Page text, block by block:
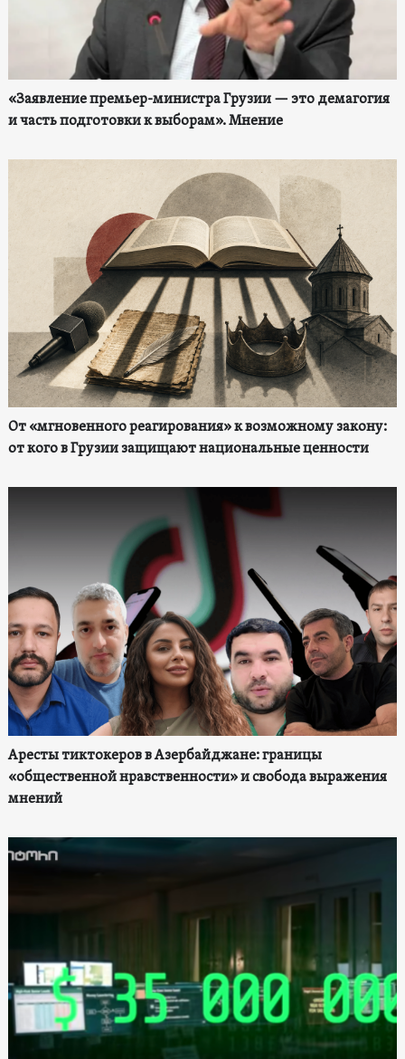
«Заявление премьер-министра Грузии — это демагогия
и часть подготовки к выборам». Мнение
От «мгновенного реагирования» к возможному закону:
от кого в Грузии защищают национальные ценности
Аресты тиктокеров в Азербайджане: границы
«общественной нравственности» и свобода выражения
мнений